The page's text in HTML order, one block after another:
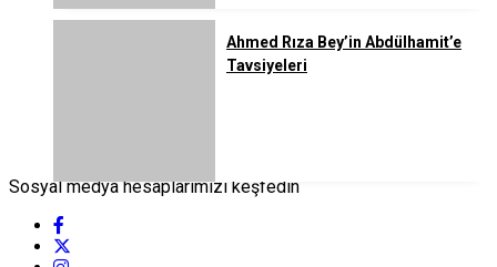
Ahmed Rıza Bey’in Abdülhamit’e
Tavsiyeleri
Sosyal medya hesaplarımızı keşfedin